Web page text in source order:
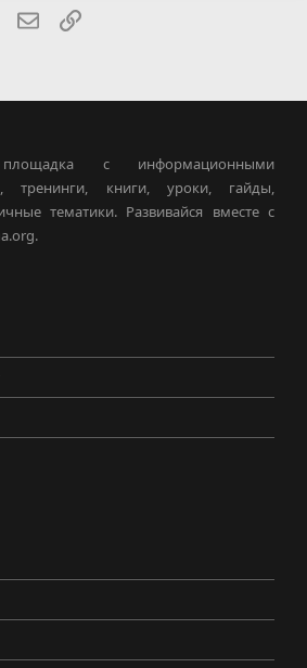
LinkedInЭлектронная почта
Ссылка
площадка с информационными
тренинги, книги, уроки, гайды,
тематики. Развивайся вместе с